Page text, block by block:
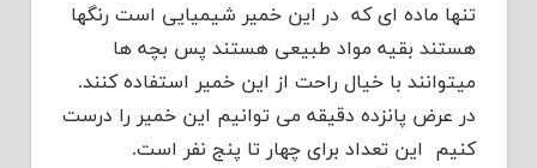
تنها ماده ای که در این خمیر شیمیایی است رنگها
هستند بقیه مواد طبیعی هستند پس بچه ها
میتوانند با خیال راحت از این خمیر استفاده کنند.
در عرض پانزده دقیقه می توانیم این خمیر را درست
کنیم این تعداد برای چهار تا پنج نفر است.